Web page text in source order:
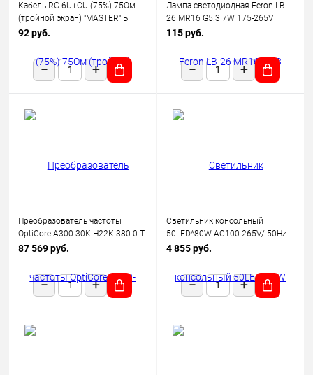
Кабель RG-6U+CU (75%) 75Ом
(тройной экран) "MASTER" Б
(уп.100м) Rexant 01-2241
92 руб.
Лампа светодиодная Feron LB-
26 MR16 G5.3 7W 175-265V
2700K
115 руб.
Преобразователь частоты
OptiCore A300-30K-Н22К-380-0-Т
КЭАЗ 342664
87 569 руб.
Светильник консольный
50LED*80W AC100-265V/ 50Hz
SP2923 цвет серый (IP65),
4 855 руб.